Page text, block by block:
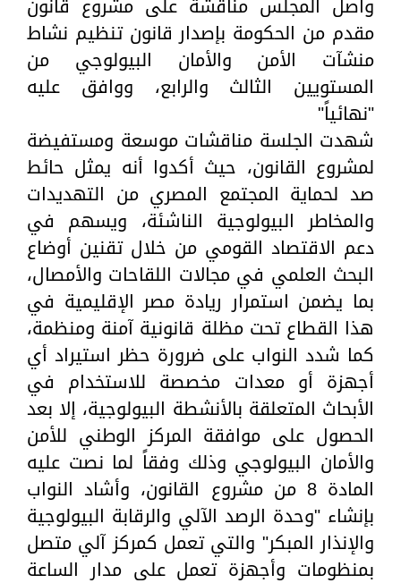
مقدم من الحكومة بإصدار قانون تنظيم نشاط
منشآت الأمن والأمان البيولوجي من
المستويين الثالث والرابع، ووافق عليه
"نهائياً"
شهدت الجلسة مناقشات موسعة ومستفيضة
لمشروع القانون، حيث أكدوا أنه يمثل حائط
صد لحماية المجتمع المصري من التهديدات
والمخاطر البيولوجية الناشئة، ويسهم في
دعم الاقتصاد القومي من خلال تقنين أوضاع
البحث العلمي في مجالات اللقاحات والأمصال،
بما يضمن استمرار ريادة مصر الإقليمية في
هذا القطاع تحت مظلة قانونية آمنة ومنظمة،
كما شدد النواب على ضرورة حظر استيراد أي
أجهزة أو معدات مخصصة للاستخدام في
الأبحاث المتعلقة بالأنشطة البيولوجية، إلا بعد
الحصول على موافقة المركز الوطني للأمن
والأمان البيولوجي وذلك وفقاً لما نصت عليه
المادة 8 من مشروع القانون، وأشاد النواب
بإنشاء "وحدة الرصد الآلي والرقابة البيولوجية
والإنذار المبكر" والتي تعمل كمركز آلي متصل
بمنظومات وأجهزة تعمل على مدار الساعة